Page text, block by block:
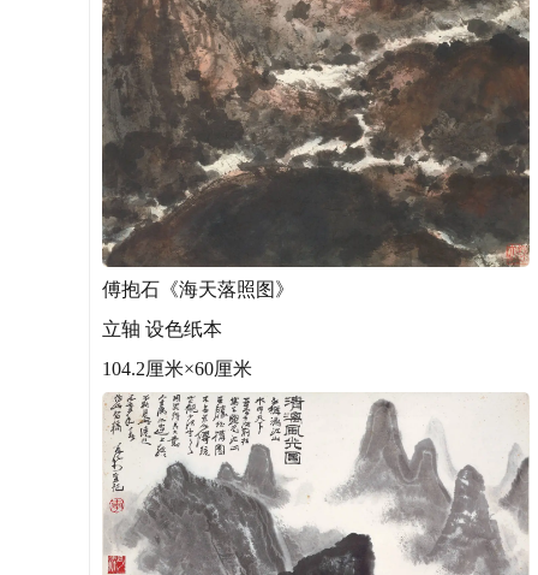
傅抱石《海天落照图》
立轴 设色纸本
104.2厘米×60厘米